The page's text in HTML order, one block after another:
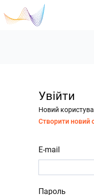
Увійти
Новий
Створити новий
E-mail
Пароль